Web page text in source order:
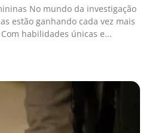
No mundo da investigação
estão ganhando cada vez mais
habilidades únicas e